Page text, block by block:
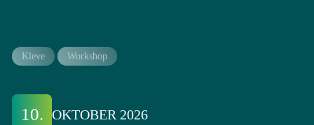
Kleve Workshop
10. OKTOBER 2026